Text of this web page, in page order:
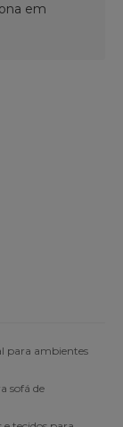
em
para ambientes
sofá de